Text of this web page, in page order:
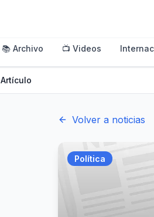
📚 Archivo 📺 Videos
Artículo
Volver a noticias
Política